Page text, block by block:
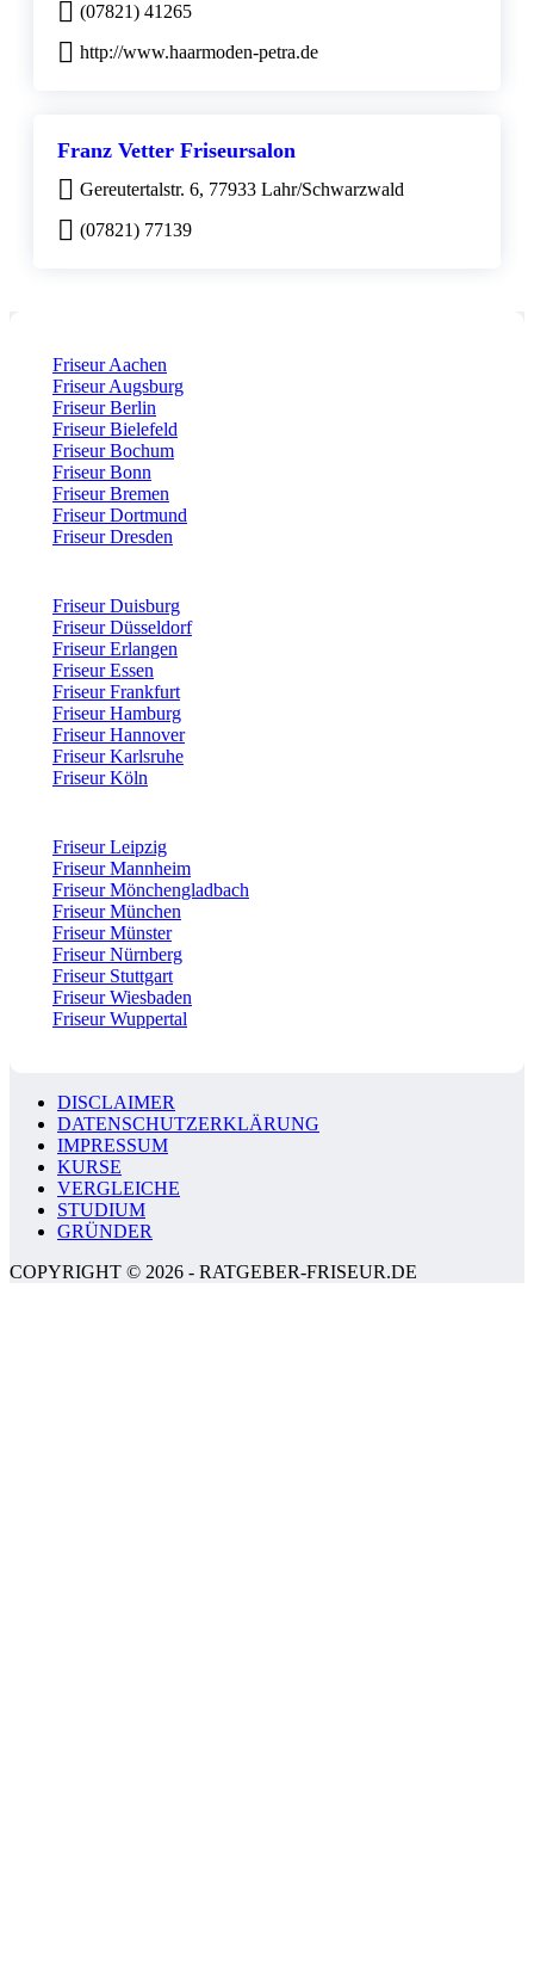
(07821) 41265
http://www.haarmoden-petra.de
Franz Vetter Friseursalon
Gereutertalstr. 6, 77933 Lahr/Schwarzwald
(07821) 77139
Friseur Aachen
Friseur Augsburg
Friseur Berlin
Friseur Bielefeld
Friseur Bochum
Friseur Bonn
Friseur Bremen
Friseur Dortmund
Friseur Dresden
Friseur Duisburg
Friseur Düsseldorf
Friseur Erlangen
Friseur Essen
Friseur Frankfurt
Friseur Hamburg
Friseur Hannover
Friseur Karlsruhe
Friseur Köln
Friseur Leipzig
Friseur Mannheim
Friseur Mönchengladbach
Friseur München
Friseur Münster
Friseur Nürnberg
Friseur Stuttgart
Friseur Wiesbaden
Friseur Wuppertal
DISCLAIMER
DATENSCHUTZERKLÄRUNG
IMPRESSUM
KURSE
VERGLEICHE
STUDIUM
GRÜNDER
COPYRIGHT © 2026 - RATGEBER-FRISEUR.DE